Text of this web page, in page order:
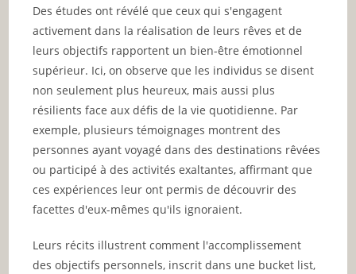
Des études ont révélé que ceux qui s'engagent
activement dans la réalisation de leurs rêves et de
leurs objectifs rapportent un bien-être émotionnel
supérieur. Ici, on observe que les individus se disent
non seulement plus heureux, mais aussi plus
résilients face aux défis de la vie quotidienne. Par
exemple, plusieurs témoignages montrent des
personnes ayant voyagé dans des destinations rêvées
ou participé à des activités exaltantes, affirmant que
ces expériences leur ont permis de découvrir des
facettes d'eux-mêmes qu'ils ignoraient.
Leurs récits illustrent comment l'accomplissement
des objectifs personnels, inscrit dans une bucket list,